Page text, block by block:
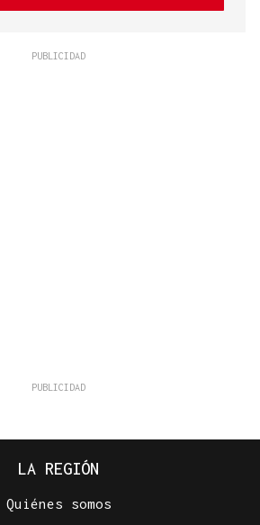
LA REGIÓN
Quiénes somos